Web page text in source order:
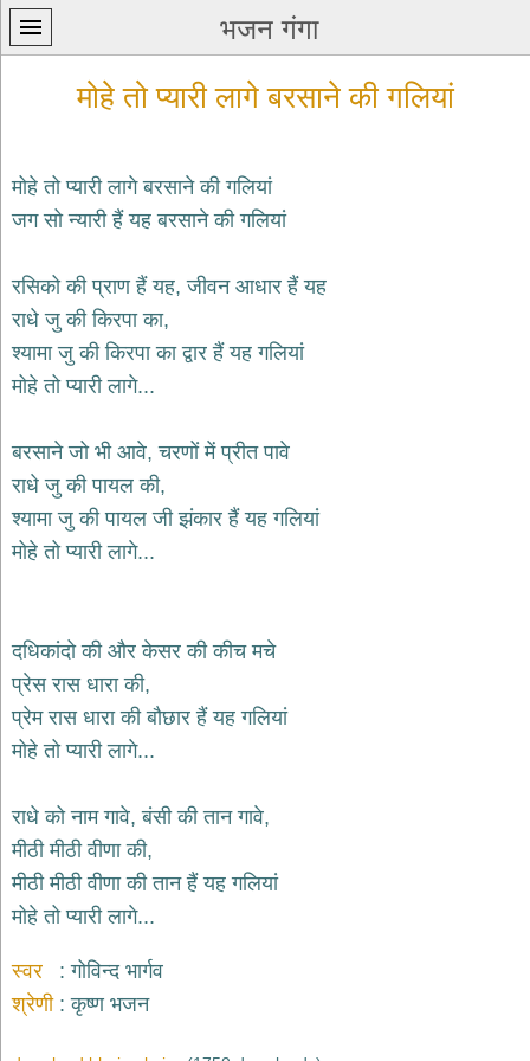
भजन गंगा
प्रथम
home
कृष्ण
भजन
krishna
bhajans
भजन
bhajans
हनुमान
भजन
भजन
bhajans
जैन
भजन
दुर्गा
भजन
durga
bhajans
भजन
ganesh
bhajans
मोहे तो प्यारी लागे बरसाने की गलियां
मोहे तो प्यारी लागे बरसाने की गलियां
जग सो न्यारी हैं यह बरसाने की गलियां
रसिको की प्राण हैं यह, जीवन आधार हैं यह
राधे जु की किरपा का,
श्यामा जु की किरपा का द्वार हैं यह गलियां
मोहे तो प्यारी लागे...
बरसाने जो भी आवे, चरणों में प्रीत पावे
राधे जु की पायल की,
श्यामा जु की पायल जी झंकार हैं यह गलियां
मोहे तो प्यारी लागे...
दधिकांदो की और केसर की कीच मचे
प्रेस रास धारा की,
प्रेम रास धारा की बौछार हैं यह गलियां
मोहे तो प्यारी लागे...
राधे को नाम गावे, बंसी की तान गावे,
मीठी मीठी वीणा की,
मीठी मीठी वीणा की तान हैं यह गलियां
मोहे तो प्यारी लागे...
स्वर
गोविन्द भार्गव
श्रेणी
कृष्ण भजन